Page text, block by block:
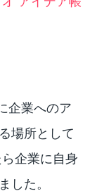
企業へのア
場所として
企業に自身
した。